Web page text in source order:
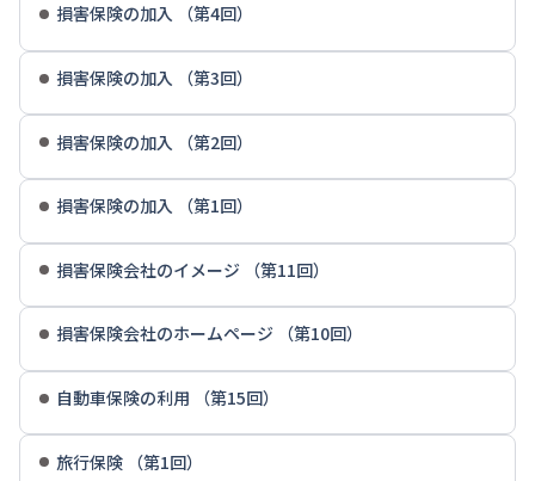
損害保険の加入 （第4回）
損害保険の加入 （第3回）
損害保険の加入 （第2回）
損害保険の加入 （第1回）
損害保険会社のイメージ （第11回）
損害保険会社のホームページ （第10回）
自動車保険の利用 （第15回）
旅行保険 （第1回）